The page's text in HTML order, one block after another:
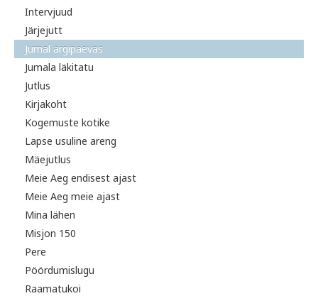
Intervjuud
Järjejutt
Jumal argipäevas
Jumala läkitatu
Jutlus
Kirjakoht
Kogemuste kotike
Lapse usuline areng
Mäejutlus
Meie Aeg endisest ajast
Meie Aeg meie ajast
Mina lähen
Misjon 150
Pere
Pöördumislugu
Raamatukoi